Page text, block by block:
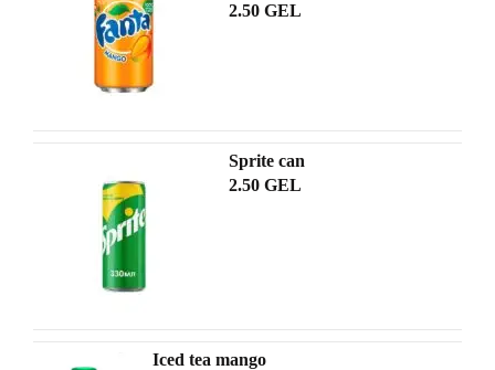
2.50 GEL
Sprite can
2.50 GEL
Iced tea mango